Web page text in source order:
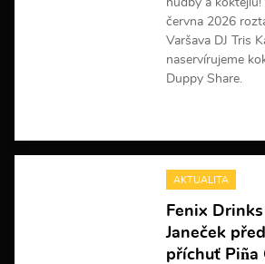
í
hudby a
června 2026
Varšava DJ Tris
naservírujeme
Duppy Share.
e
i
f
o
r
AKTUALITA
Fenix
Janeček
příchuť Piña